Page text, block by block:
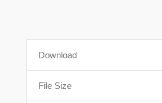
Download
File Size